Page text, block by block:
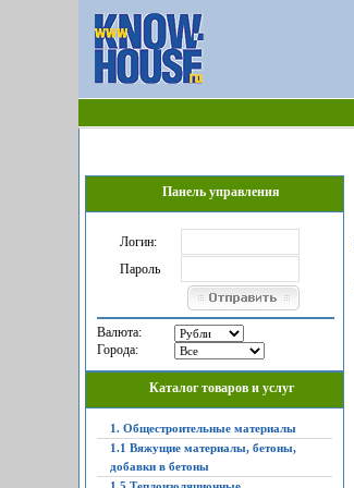
Панель управления
Логин:
Пароль
Валюта:
Города:
Каталог товаров и услуг
1. Общестроительные материалы
1.1 Вяжущие материалы, бетоны,
добавки в бетоны